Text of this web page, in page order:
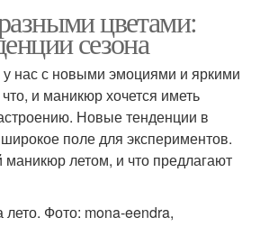
цветами:
сезона
у нас с новыми эмоциями и яркими
и маникюр хочется иметь
Новые тенденции в
поле для экспериментов.
летом, и что предлагают
Фото: mona-eendra,